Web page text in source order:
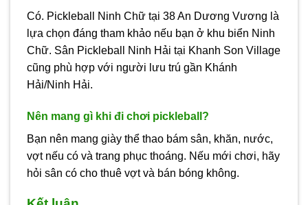
Có. Pickleball Ninh Chữ tại 38 An Dương Vương là
lựa chọn đáng tham khảo nếu bạn ở khu biển Ninh
Chữ. Sân Pickleball Ninh Hải tại Khanh Son Village
cũng phù hợp với người lưu trú gần Khánh
Hải/Ninh Hải.
Nên mang gì khi đi chơi pickleball?
Bạn nên mang giày thể thao bám sân, khăn, nước,
vợt nếu có và trang phục thoáng. Nếu mới chơi, hãy
hỏi sân có cho thuê vợt và bán bóng không.